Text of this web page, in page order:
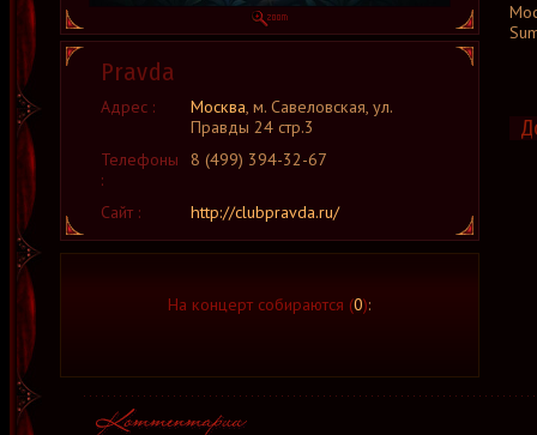
Pravda
Адрес : Москва, м. Савеловская, ул.
Правды 24 стр.3
Телефоны
:
8 (499) 394-32-67
Сайт : http://clubpravda.ru/
На концерт собираются (0):